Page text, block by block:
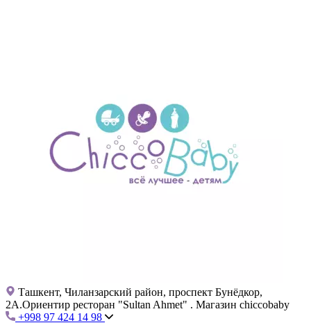
Ташкент, Чиланзарский район, проспект Бунёдкор,
2А.Ориентир ресторан "Sultan Ahmet" . Магазин chiccobaby
+998 97 424 14 98